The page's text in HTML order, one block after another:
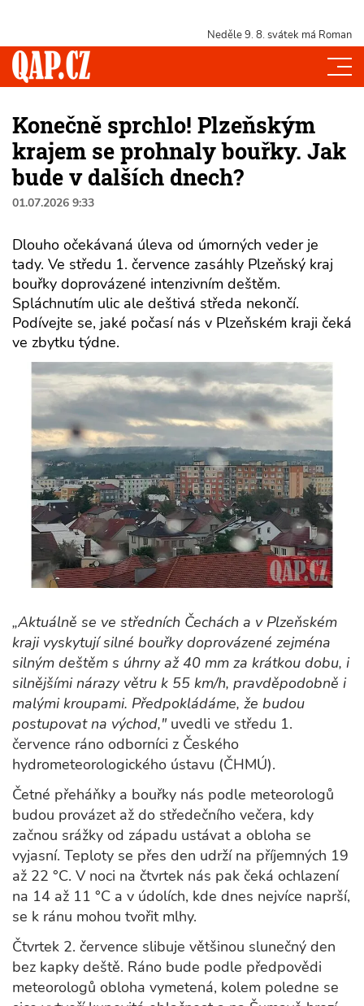
Neděle 9. 8. svátek má Roman
Konečně sprchlo! Plzeňským
krajem se prohnaly bouřky. Jak
bude v dalších dnech?
01.07.2026 9:33
Dlouho očekávaná úleva od úmorných veder je
tady. Ve středu 1. července zasáhly Plzeňský kraj
bouřky doprovázené intenzivním deštěm.
Spláchnutím ulic ale deštivá středa nekončí.
Podívejte se, jaké počasí nás v Plzeňském kraji čeká
ve zbytku týdne.
„Aktuálně se ve středních Čechách a v Plzeňském
kraji vyskytují silné bouřky doprovázené zejména
silným deštěm s úhrny až 40 mm za krátkou dobu, i
silnějšími nárazy větru k 55 km/h, pravděpodobně i
malými kroupami. Předpokládáme, že budou
postupovat na východ," uvedli ve středu 1.
července ráno odborníci z Českého
hydrometeorologického ústavu (ČHMÚ).
Četné přeháňky a bouřky nás podle meteorologů
budou provázet až do středečního večera, kdy
začnou srážky od západu ustávat a obloha se
vyjasní. Teploty se přes den udrží na příjemných 19
až 22 °C. V noci na čtvrtek nás pak čeká ochlazení
na 14 až 11 °C a v údolích, kde dnes nejvíce naprší,
se k ránu mohou tvořit mlhy.
Čtvrtek 2. července slibuje většinou slunečný den
bez kapky deště. Ráno bude podle předpovědi
meteorologů obloha vymetená, kolem poledne se